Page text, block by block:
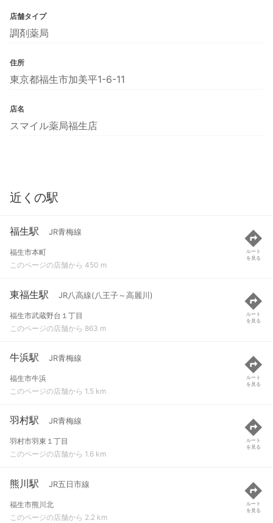
店舗タイプ
調剤薬局
住所
東京都福生市加美平1-6-11
店名
スマイル薬局福生店
近くの駅
福生駅 JR青梅線
福生市本町
このページの店舗から 450 m
ルート
を見る
東福生駅 JR八高線(八王子～高麗川)
福生市武蔵野台１丁目
このページの店舗から 863 m
ルート
を見る
牛浜駅 JR青梅線
福生市牛浜
このページの店舗から 1.5 km
ルート
を見る
羽村駅 JR青梅線
羽村市羽東１丁目
このページの店舗から 1.6 km
ルート
を見る
熊川駅 JR五日市線
福生市熊川北
このページの店舗から 2.2 km
ルート
を見る